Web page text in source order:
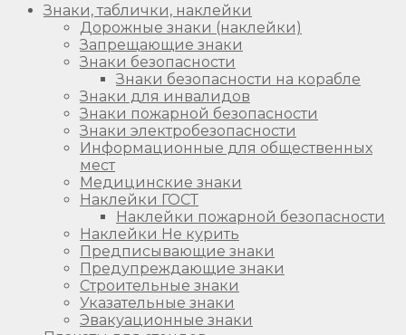
Знаки, таблички, наклейки
Дорожные знаки (наклейки)
Запрещающие знаки
Знаки безопасности
Знаки безопасности на корабле
Знаки для инвалидов
Знаки пожарной безопасности
Знаки электробезопасности
Информационные для общественных
мест
Медицинские знаки
Наклейки ГОСТ
Наклейки пожарной безопасности
Наклейки Не курить
Предписывающие знаки
Предупреждающие знаки
Строительные знаки
Указательные знаки
Эвакуационные знаки